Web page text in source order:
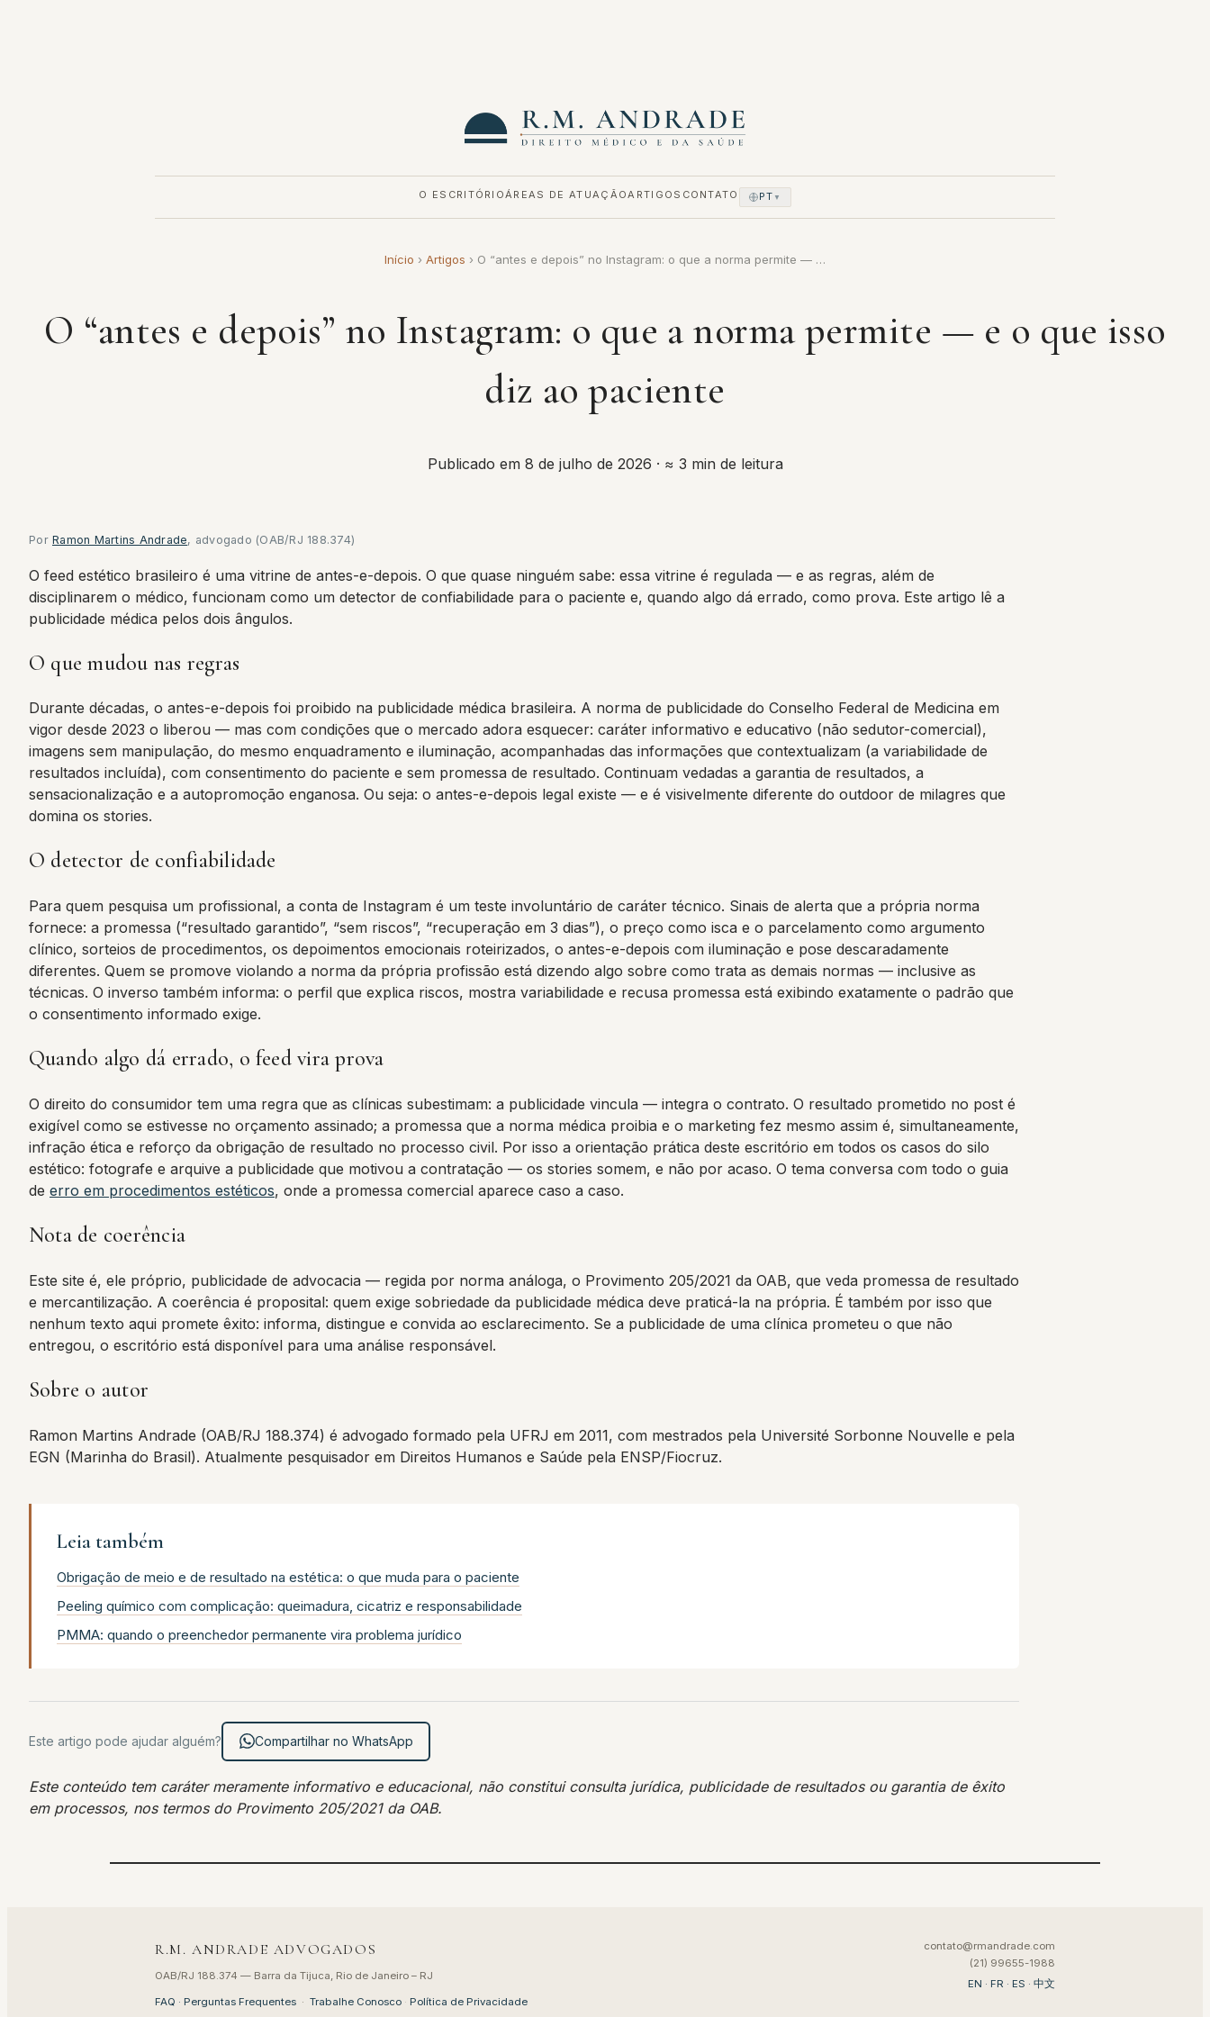
O ESCRITÓRIOÁREAS DE ATUAÇÃOARTIGOS CONTATO PT ▼
Início › Artigos › O “antes e depois” no Instagram: o que a norma permite — …
O “antes e depois” no Instagram: o que a norma permite — e o que isso
diz ao paciente
Publicado em 8 de julho de 2026 · ≈ 3 min de leitura
Por Ramon Martins Andrade, advogado (OAB/RJ 188.374)
O feed estético brasileiro é uma vitrine de antes-e-depois. O que quase ninguém sabe: essa vitrine é regulada — e as regras, além de
disciplinarem o médico, funcionam como um detector de confiabilidade para o paciente e, quando algo dá errado, como prova. Este artigo lê a
publicidade médica pelos dois ângulos.
O que mudou nas regras
Durante décadas, o antes-e-depois foi proibido na publicidade médica brasileira. A norma de publicidade do Conselho Federal de Medicina em
vigor desde 2023 o liberou — mas com condições que o mercado adora esquecer: caráter informativo e educativo (não sedutor-comercial),
imagens sem manipulação, do mesmo enquadramento e iluminação, acompanhadas das informações que contextualizam (a variabilidade de
resultados incluída), com consentimento do paciente e sem promessa de resultado. Continuam vedadas a garantia de resultados, a
sensacionalização e a autopromoção enganosa. Ou seja: o antes-e-depois legal existe — e é visivelmente diferente do outdoor de milagres que
domina os stories.
O detector de confiabilidade
Para quem pesquisa um profissional, a conta de Instagram é um teste involuntário de caráter técnico. Sinais de alerta que a própria norma
fornece: a promessa (“resultado garantido”, “sem riscos”, “recuperação em 3 dias”), o preço como isca e o parcelamento como argumento
clínico, sorteios de procedimentos, os depoimentos emocionais roteirizados, o antes-e-depois com iluminação e pose descaradamente
diferentes. Quem se promove violando a norma da própria profissão está dizendo algo sobre como trata as demais normas — inclusive as
técnicas. O inverso também informa: o perfil que explica riscos, mostra variabilidade e recusa promessa está exibindo exatamente o padrão que
o consentimento informado exige.
Quando algo dá errado, o feed vira prova
O direito do consumidor tem uma regra que as clínicas subestimam: a publicidade vincula — integra o contrato. O resultado prometido no post é
exigível como se estivesse no orçamento assinado; a promessa que a norma médica proibia e o marketing fez mesmo assim é, simultaneamente,
infração ética e reforço da obrigação de resultado no processo civil. Por isso a orientação prática deste escritório em todos os casos do silo
estético: fotografe e arquive a publicidade que motivou a contratação — os stories somem, e não por acaso. O tema conversa com todo o guia
de erro em procedimentos estéticos, onde a promessa comercial aparece caso a caso.
Nota de coerência
Este site é, ele próprio, publicidade de advocacia — regida por norma análoga, o Provimento 205/2021 da OAB, que veda promessa de resultado
e mercantilização. A coerência é proposital: quem exige sobriedade da publicidade médica deve praticá-la na própria. É também por isso que
nenhum texto aqui promete êxito: informa, distingue e convida ao esclarecimento. Se a publicidade de uma clínica prometeu o que não
entregou, o escritório está disponível para uma análise responsável.
Sobre o autor
Ramon Martins Andrade (OAB/RJ 188.374) é advogado formado pela UFRJ em 2011, com mestrados pela Université Sorbonne Nouvelle e pela
EGN (Marinha do Brasil). Atualmente pesquisador em Direitos Humanos e Saúde pela ENSP/Fiocruz.
Leia também
Obrigação de meio e de resultado na estética: o que muda para o paciente
Peeling químico com complicação: queimadura, cicatriz e responsabilidade
PMMA: quando o preenchedor permanente vira problema jurídico
Este artigo pode ajudar alguém? Compartilhar no WhatsApp
Este conteúdo tem caráter meramente informativo e educacional, não constitui consulta jurídica, publicidade de resultados ou garantia de êxito
em processos, nos termos do Provimento 205/2021 da OAB.
R.M. ANDRADE ADVOGADOS
OAB/RJ 188.374 — Barra da Tijuca, Rio de Janeiro – RJ
FAQ · Perguntas Frequentes · Trabalhe Conosco · Política de Privacidade
contato@rmandrade.com
(21) 99655-1988
EN · FR · ES · 中文